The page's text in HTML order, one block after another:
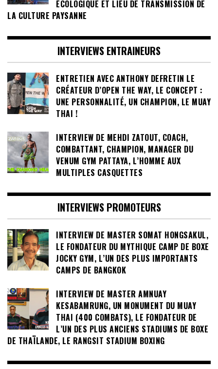
ÉCOLOGIQUE ET LIEU DE TRANSMISSION DE
LA CULTURE PAYSANNE
INTERVIEWS ENTRAINEURS
ENTRETIEN AVEC ANTHONY DEFRETIN LE
CRÉATEUR D’OPEN THE WAY, LE CONCEPT :
UNE PERSONNALITÉ, UN CHAMPION, LE MUAY
THAI !
INTERVIEW DE MEHDI ZATOUT, COACH,
COMBATTANT, CHAMPION, MANAGER DU
VENUM GYM PATTAYA, L’HOMME AUX
MULTIPLES CASQUETTES
INTERVIEWS PROMOTEURS
INTERVIEW DE MASTER SOMAT HONGSAKUL,
LE FONDATEUR DU MYTHIQUE CAMP DE BOXE
JOCKY GYM, L’UN DES PLUS IMPORTANTS
CAMPS DE BANGKOK
INTERVIEW DE MASTER AMNUAY
KESABAMRUNG, UN MONUMENT DU MUAY
THAI (400 COMBATS), LE FONDATEUR DE
L’UN DES PLUS ANCIENS STADIUMS DE BOXE
DE THAÏLANDE, LE RANGSIT STADIUM BOXING